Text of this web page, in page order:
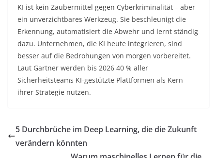
KI ist kein Zaubermittel gegen Cyberkriminalität – aber
ein unverzichtbares Werkzeug. Sie beschleunigt die
Erkennung, automatisiert die Abwehr und lernt ständig
dazu. Unternehmen, die KI heute integrieren, sind
besser auf die Bedrohungen von morgen vorbereitet.
Laut Gartner werden bis 2026 40 % aller
Sicherheitsteams KI-gestützte Plattformen als Kern
ihrer Strategie nutzen.
5 Durchbrüche im Deep Learning, die die Zukunft
verändern könnten